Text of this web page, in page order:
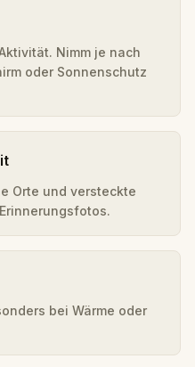
Nimm je nach
oder Sonnenschutz
Orte und versteckte
bei Wärme oder